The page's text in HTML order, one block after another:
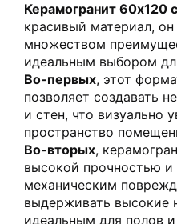
Керамогранит 60х120
красивый материал,
множеством
идеальным выбором
Во-первых, этот
позволяет создавать
и стен, что визуально
пространство
Во-вторых,
высокой прочностью и
механическим
выдерживать высокие
идеальным для полов